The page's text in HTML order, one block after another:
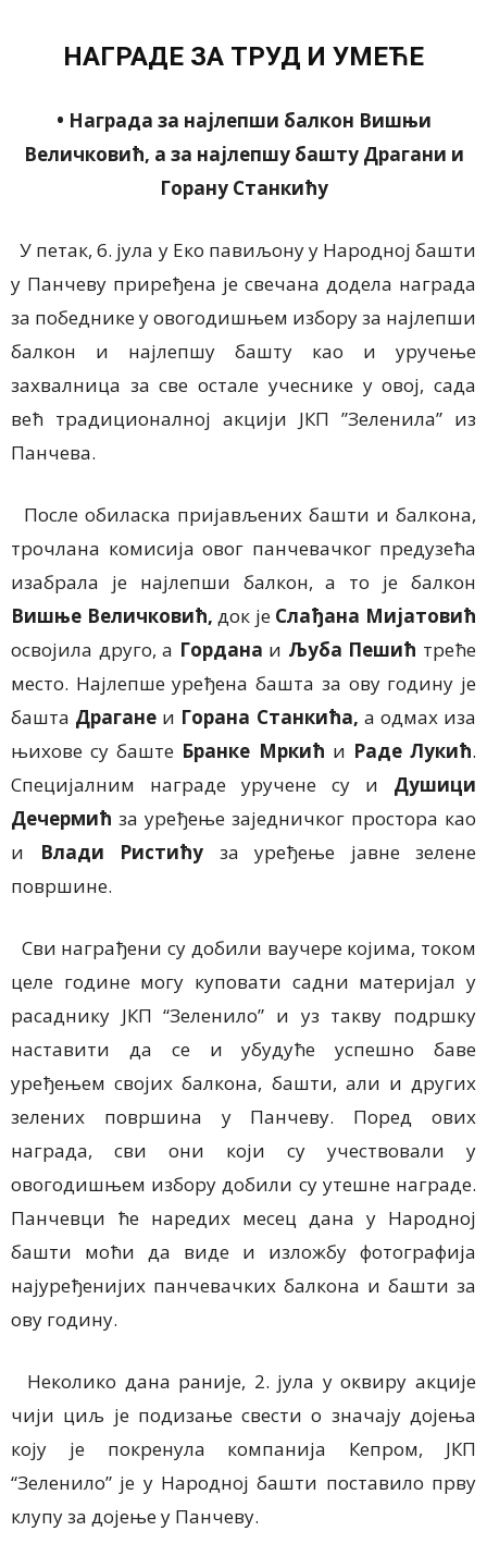
НАГРАДЕ ЗА ТРУД И УМЕЋЕ
• Награда за најлепши балкон Вишњи
Величковић, а за најлепшу башту Драгани и
Горану Станкићу
У петак, 6. јула у Еко павиљону у Народној башти
у Панчеву приређена је свечана додела награда
за победнике у овогодишњем избору за најлепши
балкон и најлепшу башту као и уручење
захвалница за све остале учеснике у овој, сада
већ традиционалној акцији ЈКП ”Зеленила” из
Панчева.
После обиласка пријављених башти и балкона,
трочлана комисија овог панчевачког предузећа
изабрала је најлепши балкон, а то је балкон
Вишње Величковић, док је Слађана Мијатовић
освојила друго, а Гордана и Љуба Пешић треће
место. Најлепше уређена башта за ову годину је
башта Драгане и Горана Станкића, а одмах иза
њихове су баште Бранке Мркић и Раде Лукић.
Специјалним награде уручене су и Душици
Дечермић за уређење заједничког простора као
и
Влади Ристићу за уређење јавне зелене
површине.
Сви награђени су добили ваучере којима, током
целе године могу куповати садни материјал у
расаднику ЈКП “Зеленило” и уз такву подршку
наставити да се и убудуће успешно баве
уређењем својих балкона, башти, али и других
зелених површина у Панчеву. Поред ових
награда, сви они који су учествовали у
овогодишњем избору добили су утешне награде.
Панчевци ће наредих месец дана у Народној
башти моћи да виде и изложбу фотографија
најуређенијих панчевачких балкона и башти за
ову годину.
Неколико дана раније, 2. јула у оквиру акције
чији циљ је подизање свести о значају дојења
коју је покренула компанија Кепром, ЈКП
“Зеленило” је у Народној башти поставило прву
клупу за дојење у Панчеву.